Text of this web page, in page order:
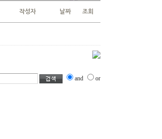
작성자 날짜 조회
and or